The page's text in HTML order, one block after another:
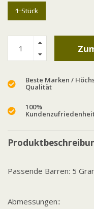
1 Stück
Beste Marken /
Qualität
100%
Passende Barren: 5
Abmessungen::